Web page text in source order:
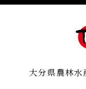
大分県農林